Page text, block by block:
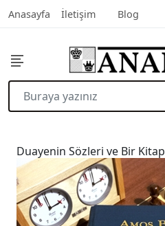
Anasayfa İletişim Blog
Duayenin Sözleri ve Bir Kitap